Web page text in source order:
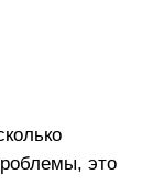
это